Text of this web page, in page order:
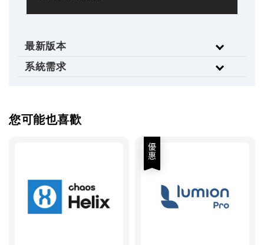
最新版本
系統需求
您可能也喜歡
優惠